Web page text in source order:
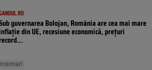
guvernarea Bolojan, România are cea mai mare
din UE, recesiune economică, prețuri